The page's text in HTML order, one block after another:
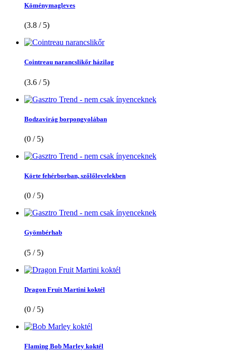
Köménymagleves
(3.8 / 5)
Cointreau narancslikőr házilag
(3.6 / 5)
Bodzavirág borpongyolában
(0 / 5)
Körte fehérborban, szőlőlevelekben
(0 / 5)
Gyömbérhab
(5 / 5)
Dragon Fruit Martini koktél
(0 / 5)
Flaming Bob Marley koktél